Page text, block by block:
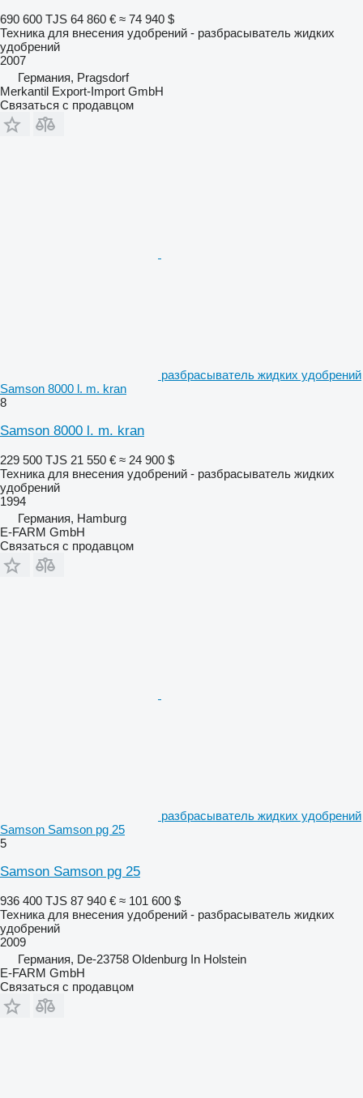
690 600 TJS 64 860 € ≈ 74 940 $
Техника для внесения удобрений - разбрасыватель жидких
удобрений
2007
Германия, Pragsdorf
Merkantil Export-Import GmbH
Связаться с продавцом
разбрасыватель жидких удобрений
Samson 8000 l. m. kran
8
Samson 8000 l. m. kran
229 500 TJS 21 550 € ≈ 24 900 $
Техника для внесения удобрений - разбрасыватель жидких
удобрений
1994
Германия, Hamburg
E-FARM GmbH
Связаться с продавцом
разбрасыватель жидких удобрений
Samson Samson pg 25
5
Samson Samson pg 25
936 400 TJS 87 940 € ≈ 101 600 $
Техника для внесения удобрений - разбрасыватель жидких
удобрений
2009
Германия, De-23758 Oldenburg In Holstein
E-FARM GmbH
Связаться с продавцом